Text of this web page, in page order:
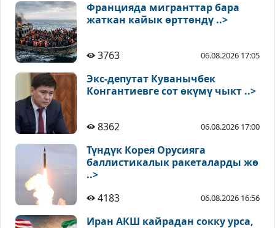
Францияда мигранттар бара
жаткан кайык өрттөндү ..>
3763 06.08.2026 17:05
Экс-депутат Куванычбек
Конгантиевге сот өкүмү чыкт ..>
8362 06.08.2026 17:00
Түндүк Корея Орусияга
баллистикалык ракеталарды жө
..>
4183
06.08.2026 16:56
Иран АКШ кайрадан сокку урса,